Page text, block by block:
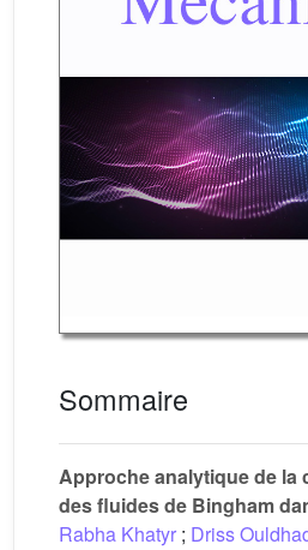
Sommaire
Approche analytique de la
des fluides de Bingham
Rabha Khatyr ; Driss